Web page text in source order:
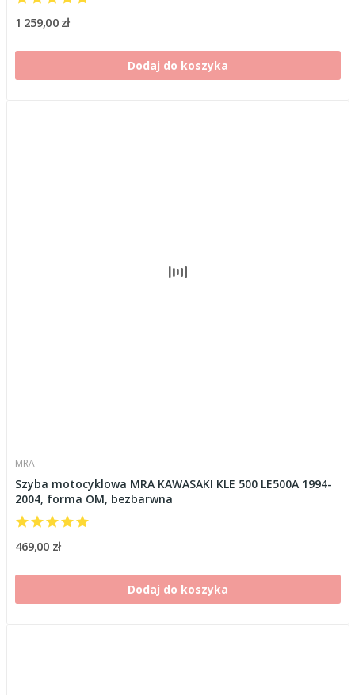
1 259,00 zł
Dodaj do koszyka
MRA
Szyba motocyklowa MRA KAWASAKI KLE 500 LE500A 1994-
2004, forma OM, bezbarwna
469,00 zł
Dodaj do koszyka